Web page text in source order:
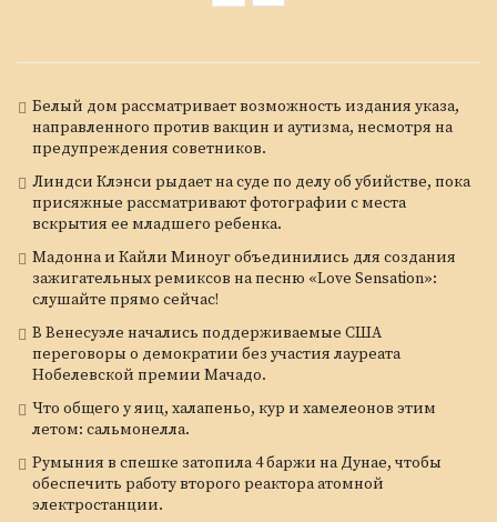
Белый дом рассматривает возможность издания указа,
направленного против вакцин и аутизма, несмотря на
предупреждения советников.
Линдси Клэнси рыдает на суде по делу об убийстве, пока
присяжные рассматривают фотографии с места
вскрытия ее младшего ребенка.
Мадонна и Кайли Миноуг объединились для создания
зажигательных ремиксов на песню «Love Sensation»:
слушайте прямо сейчас!
В Венесуэле начались поддерживаемые США
переговоры о демократии без участия лауреата
Нобелевской премии Мачадо.
Что общего у яиц, халапеньо, кур и хамелеонов этим
летом: сальмонелла.
Румыния в спешке затопила 4 баржи на Дунае, чтобы
обеспечить работу второго реактора атомной
электростанции.